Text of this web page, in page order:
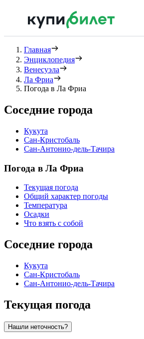
Главная
Энциклопедия
Венесуэла
Ла Фриа
Погода в Ла Фриа
Соседние города
Кукута
Сан-Кристобаль
Сан-Антонио-дель-Тачира
Погода в Ла Фриа
Текущая погода
Общий характер погоды
Температура
Осадки
Что взять с собой
Соседние города
Кукута
Сан-Кристобаль
Сан-Антонио-дель-Тачира
Текущая погода
Нашли неточность?